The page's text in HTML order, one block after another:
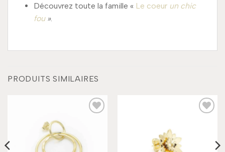
Découvrez toute la famille « Le coeur un chic
fou ».
PRODUITS SIMILAIRES